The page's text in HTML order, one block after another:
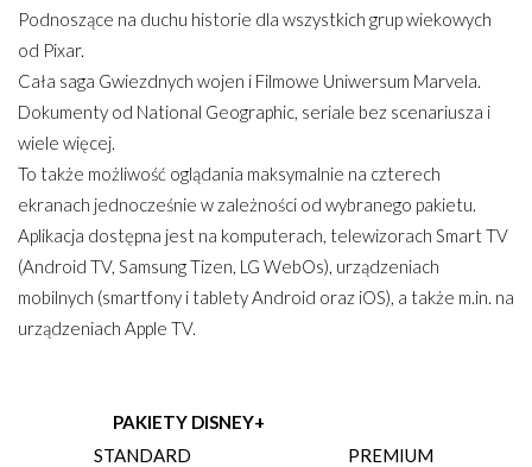
Podnoszące na duchu historie dla wszystkich grup wiekowych
od Pixar.
Cała saga Gwiezdnych wojen i Filmowe Uniwersum Marvela.
Dokumenty od National Geographic, seriale bez scenariusza i
wiele więcej.
To także możliwość oglądania maksymalnie na czterech
ekranach jednocześnie w zależności od wybranego pakietu.
Aplikacja dostępna jest na komputerach, telewizorach Smart TV
(Android TV, Samsung Tizen, LG WebOs), urządzeniach
mobilnych (smartfony i tablety Android oraz iOS), a także m.in. na
urządzeniach Apple TV.
PAKIETY DISNEY+
STANDARD
PREMIUM